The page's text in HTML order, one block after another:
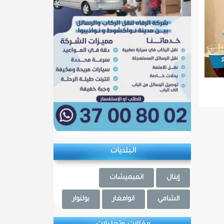
البلديات
إينال اتميميشات
الشامي انوامغار بولنوار